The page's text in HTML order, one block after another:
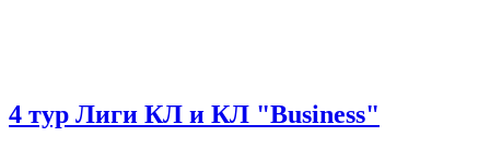
4 тур Лиги КЛ и КЛ "Business"